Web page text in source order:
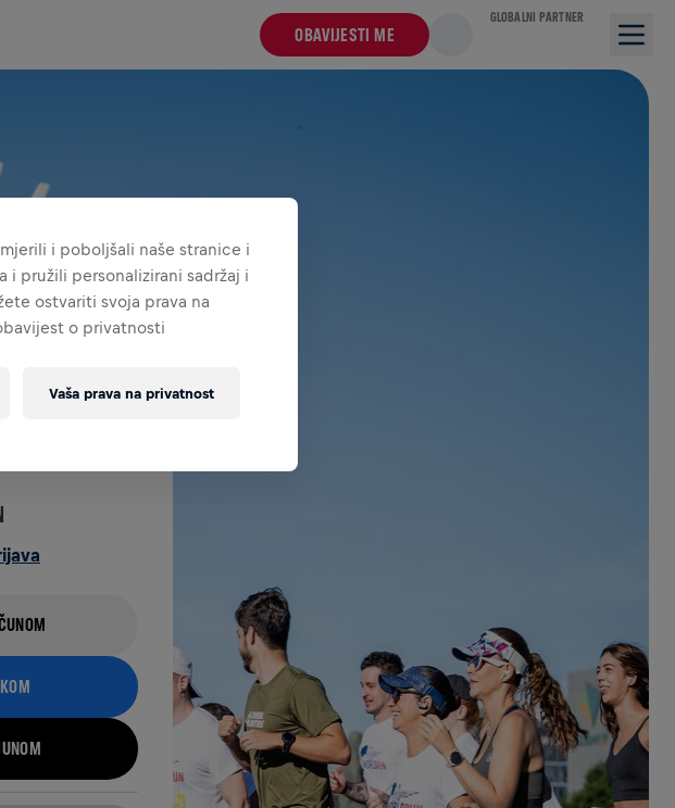
OBAVIJESTI ME
GLOBALNI PARTNER
i poboljšali naše stranice i
i pružili personalizirani sadržaj i
ostvariti svoja prava na
o privatnosti
Vaša prava na privatnost